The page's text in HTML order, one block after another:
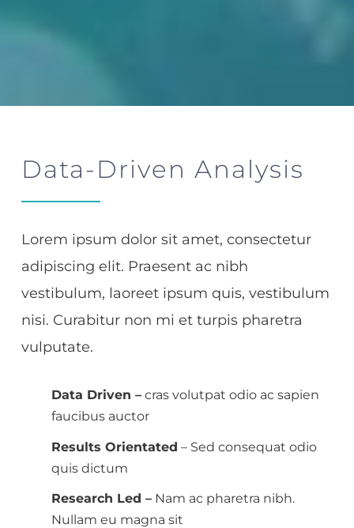
Data-Driven Analysis
Lorem ipsum dolor sit amet, consectetur
adipiscing elit. Praesent ac nibh
vestibulum, laoreet ipsum quis, vestibulum
nisi. Curabitur non mi et turpis pharetra
vulputate.
Data Driven – cras volutpat odio ac sapien
faucibus auctor
Results Orientated – Sed consequat odio
quis dictum
Research Led – Nam ac pharetra nibh.
Nullam eu magna sit